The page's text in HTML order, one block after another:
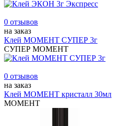
0 отзывов
на заказ
Клей МОМЕНТ СУПЕР 3г
СУПЕР МОМЕНТ
0 отзывов
на заказ
Клей МОМЕНТ кристалл 30мл
МОМЕНТ